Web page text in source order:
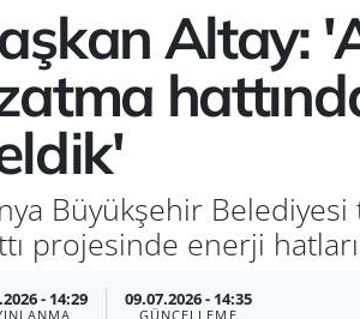
Altay:
Büyükşehir Belediyesi
projesinde enerji
- 14:29 09.07.2026 - 14:35
GÜNCELLEME